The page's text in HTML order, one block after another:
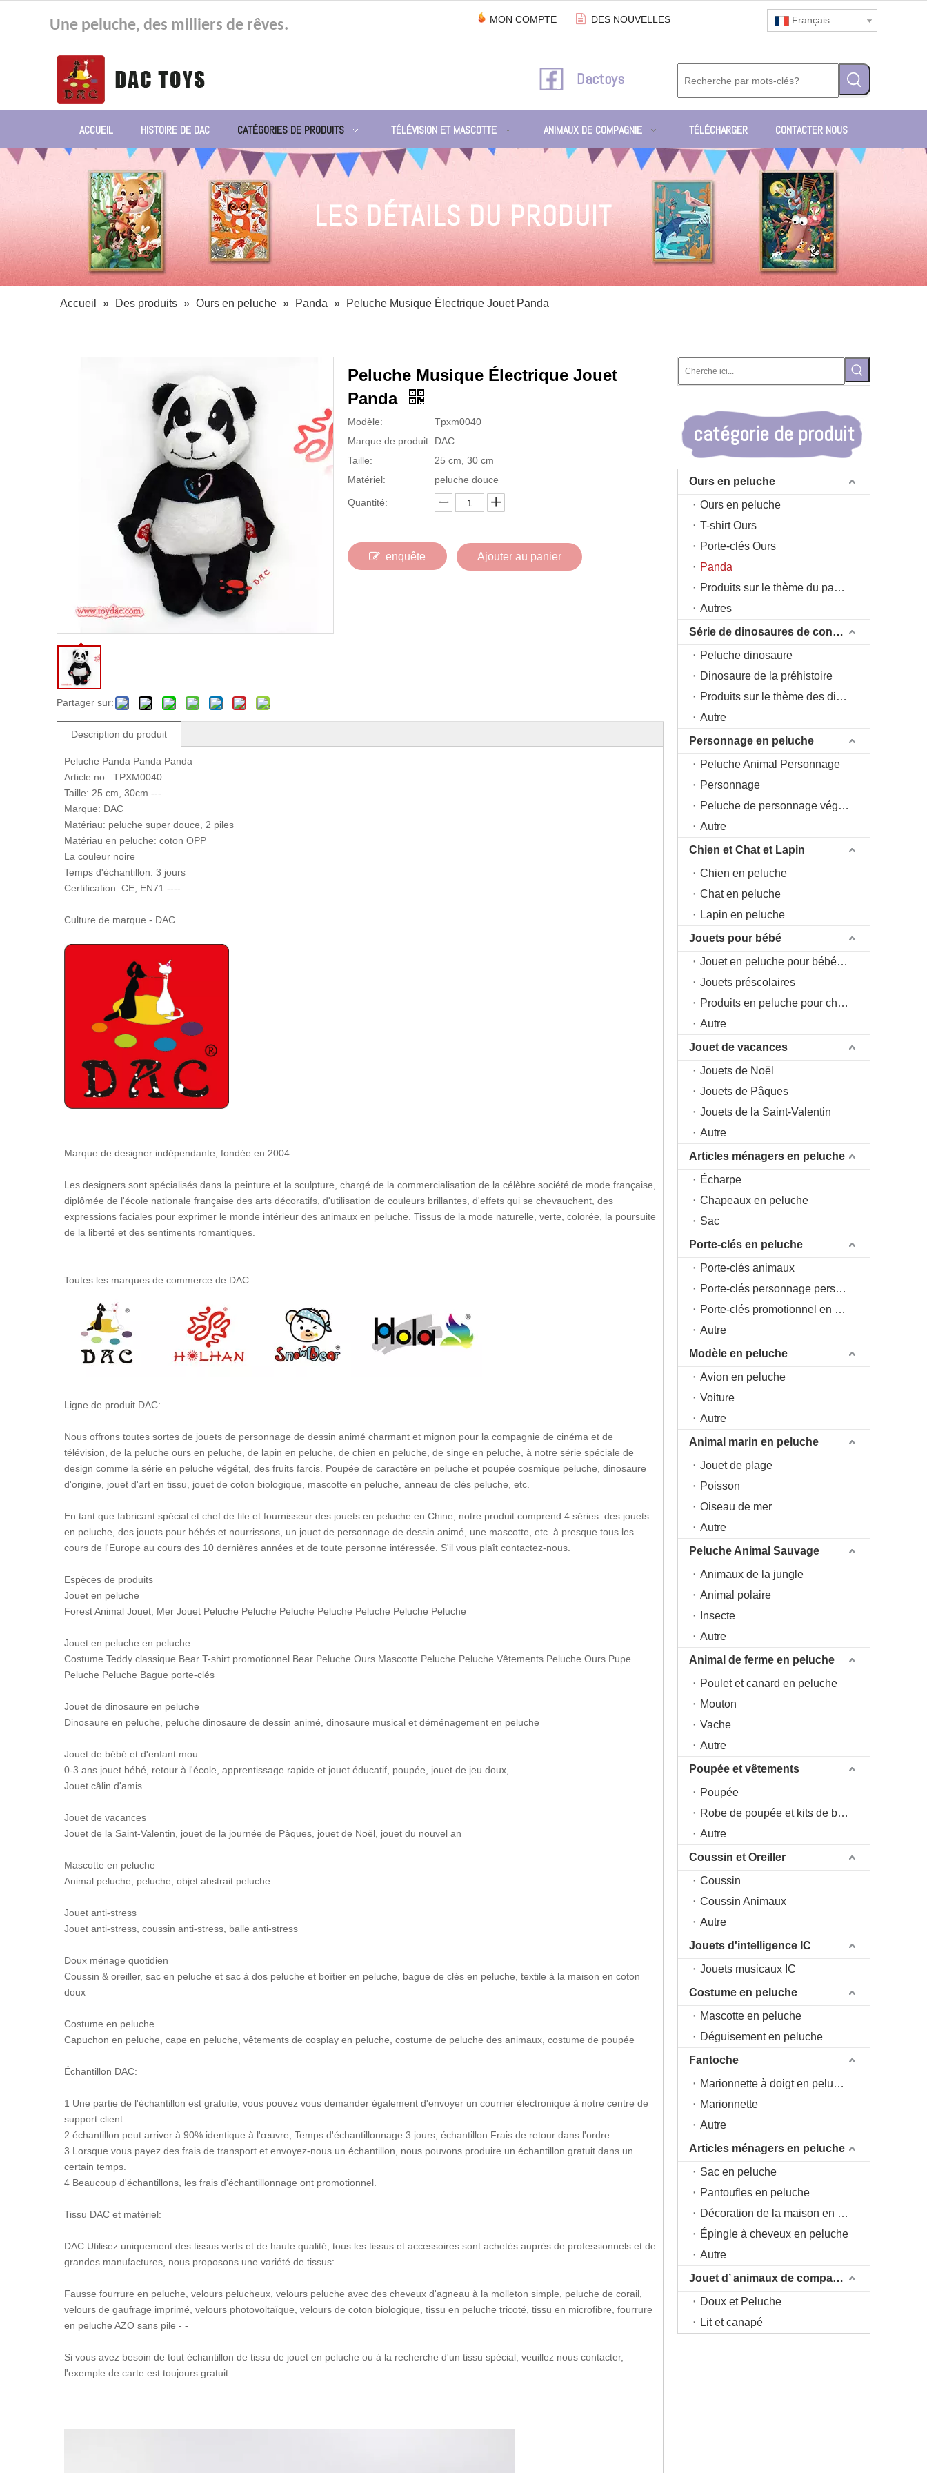
Une peluche, des milliers de rêves. MON COMPTE  DES NOUVELLES Français
Dactoys
ACCUEIL HISTOIRE DE DAC CATÉGORIES DE PRODUITS TÉLÉVISION ET MASCOTTE ANIMAUX DE COMPAGNIE TÉLÉCHARGER CONTACTER NOUS
LES DÉTAILS DU PRODUIT
Accueil » Des produits » Ours en peluche » Panda » Peluche Musique Électrique Jouet Panda
Partager sur:
Peluche Musique Électrique Jouet
Panda
Modèle:
Tpxm0040
Marque de produit: DAC
Taille:
25 cm, 30 cm
Matériel:
peluche douce
Quantité:
enquête Ajouter au panier
Description du produit
Peluche Panda Panda Panda
Article no.: TPXM0040
Taille: 25 cm, 30cm ---
Marque: DAC
Matériau: peluche super douce, 2 piles
Matériau en peluche: coton OPP
La couleur noire
Temps d'échantillon: 3 jours
Certification: CE, EN71 ----
Culture de marque - DAC
Marque de designer indépendante, fondée en 2004.
Les designers sont spécialisés dans la peinture et la sculpture, chargé de la commercialisation de la célèbre société de mode française,
diplômée de l'école nationale française des arts décoratifs, d'utilisation de couleurs brillantes, d'effets qui se chevauchent, des
expressions faciales pour exprimer le monde intérieur des animaux en peluche. Tissus de la mode naturelle, verte, colorée, la poursuite
de la liberté et des sentiments romantiques.
Toutes les marques de commerce de DAC:
Ligne de produit DAC:
Nous offrons toutes sortes de jouets de personnage de dessin animé charmant et mignon pour la compagnie de cinéma et de
télévision, de la peluche ours en peluche, de lapin en peluche, de chien en peluche, de singe en peluche, à notre série spéciale de
design comme la série en peluche végétal, des fruits farcis. Poupée de caractère en peluche et poupée cosmique peluche, dinosaure
d'origine, jouet d'art en tissu, jouet de coton biologique, mascotte en peluche, anneau de clés peluche, etc.
En tant que fabricant spécial et chef de file et fournisseur des jouets en peluche en Chine, notre produit comprend 4 séries: des jouets
en peluche, des jouets pour bébés et nourrissons, un jouet de personnage de dessin animé, une mascotte, etc. à presque tous les
cours de l'Europe au cours des 10 dernières années et de toute personne intéressée. S'il vous plaît contactez-nous.
Espèces de produits
Jouet en peluche
Forest Animal Jouet, Mer Jouet Peluche Peluche Peluche Peluche Peluche Peluche Peluche
Jouet en peluche en peluche
Costume Teddy classique Bear T-shirt promotionnel Bear Peluche Ours Mascotte Peluche Peluche Vêtements Peluche Ours Pupe
Peluche Peluche Bague porte-clés
Jouet de dinosaure en peluche
Dinosaure en peluche, peluche dinosaure de dessin animé, dinosaure musical et déménagement en peluche
Jouet de bébé et d'enfant mou
0-3 ans jouet bébé, retour à l'école, apprentissage rapide et jouet éducatif, poupée, jouet de jeu doux,
Jouet câlin d'amis
Jouet de vacances
Jouet de la Saint-Valentin, jouet de la journée de Pâques, jouet de Noël, jouet du nouvel an
Mascotte en peluche
Animal peluche, peluche, objet abstrait peluche
Jouet anti-stress
Jouet anti-stress, coussin anti-stress, balle anti-stress
Doux ménage quotidien
Coussin & oreiller, sac en peluche et sac à dos peluche et boîtier en peluche, bague de clés en peluche, textile à la maison en coton
doux
Costume en peluche
Capuchon en peluche, cape en peluche, vêtements de cosplay en peluche, costume de peluche des animaux, costume de poupée
Échantillon DAC:
1 Une partie de l'échantillon est gratuite, vous pouvez vous demander également d'envoyer un courrier électronique à notre centre de
support client.
2 échantillon peut arriver à 90% identique à l'œuvre, Temps d'échantillonnage 3 jours, échantillon Frais de retour dans l'ordre.
3 Lorsque vous payez des frais de transport et envoyez-nous un échantillon, nous pouvons produire un échantillon gratuit dans un
certain temps.
4 Beaucoup d'échantillons, les frais d'échantillonnage ont promotionnel.
Tissu DAC et matériel:
DAC Utilisez uniquement des tissus verts et de haute qualité, tous les tissus et accessoires sont achetés auprès de professionnels et de
grandes manufactures, nous proposons une variété de tissus:
Fausse fourrure en peluche, velours pelucheux, velours peluche avec des cheveux d'agneau à la molleton simple, peluche de corail,
velours de gaufrage imprimé, velours photovoltaïque, velours de coton biologique, tissu en peluche tricoté, tissu en microfibre, fourrure
en peluche AZO sans pile - -
Si vous avez besoin de tout échantillon de tissu de jouet en peluche ou à la recherche d'un tissu spécial, veuillez nous contacter,
l'exemple de carte est toujours gratuit.
catégorie de produit
Ours en peluche
Ours en peluche
T-shirt Ours
Porte-clés Ours
Panda
Produits sur le thème du panda
Autres
Série de dinosaures de conception originale DAC
Peluche dinosaure
Dinosaure de la préhistoire
Produits sur le thème des dinosaures
Autre
Personnage en peluche
Peluche Animal Personnage
Personnage
Peluche de personnage végétal
Autre
Chien et Chat et Lapin
Chien en peluche
Chat en peluche
Lapin en peluche
Jouets pour bébé
Jouet en peluche pour bébé 0+
Jouets préscolaires
Produits en peluche pour chambre d'enfant
Autre
Jouet de vacances
Jouets de Noël
Jouets de Pâques
Jouets de la Saint-Valentin
Autre
Articles ménagers en peluche
Écharpe
Chapeaux en peluche
Sac
Porte-clés en peluche
Porte-clés animaux
Porte-clés personnage personnage
Porte-clés promotionnel en peluche
Autre
Modèle en peluche
Avion en peluche
Voiture
Autre
Animal marin en peluche
Jouet de plage
Poisson
Oiseau de mer
Autre
Peluche Animal Sauvage
Animaux de la jungle
Animal polaire
Insecte
Autre
Animal de ferme en peluche
Poulet et canard en peluche
Mouton
Vache
Autre
Poupée et vêtements
Poupée
Robe de poupée et kits de bricolage
Autre
Coussin et Oreiller
Coussin
Coussin Animaux
Autre
Jouets d'intelligence IC
Jouets musicaux IC
Costume en peluche
Mascotte en peluche
Déguisement en peluche
Fantoche
Marionnette à doigt en peluche
Marionnette
Autre
Articles ménagers en peluche
Sac en peluche
Pantoufles en peluche
Décoration de la maison en peluche
Épingle à cheveux en peluche
Autre
Jouet d’ animaux de compagnie
Doux et Peluche
Lit et canapé